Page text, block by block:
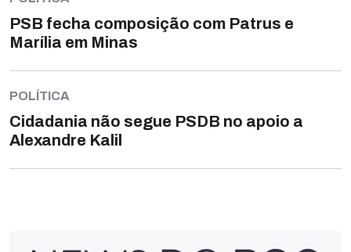
PSB fecha composição com Patrus e
Marília em Minas
POLÍTICA
Cidadania não segue PSDB no apoio a
Alexandre Kalil